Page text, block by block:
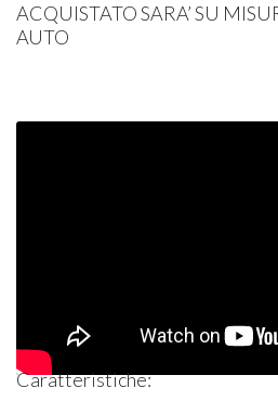
ACQUISTATOSARA’ SU
AUTO
Caratteristiche: